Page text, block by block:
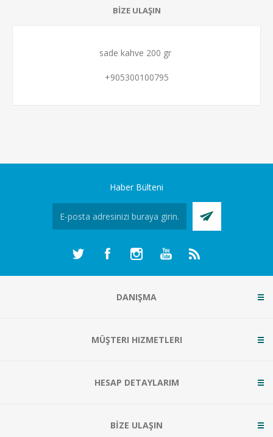
BİZE ULAŞIN
sade kahve 200 gr
+905300100795
Haber Bülteni
DANIŞMA
MÜŞTERI HIZMETLERI
HESAP DETAYLARIM
BİZE ULAŞIN